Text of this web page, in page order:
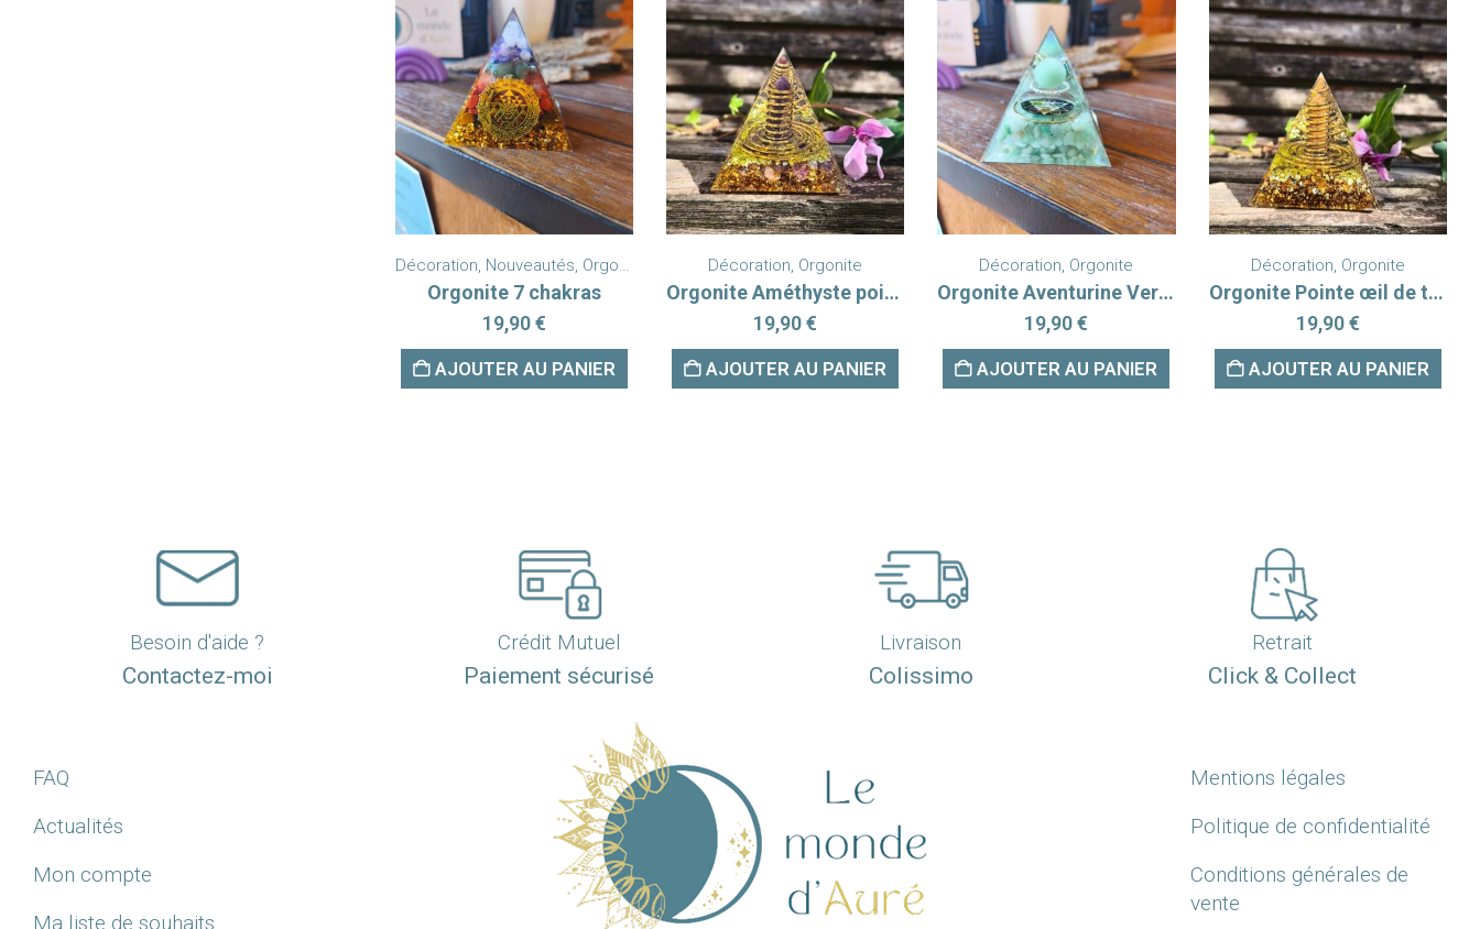
Décoration, Nouveautés, Orgonite
Orgonite 7 chakras
19,90€
AJOUTER AU PANIER
Décoration, Orgonite
Orgonite Améthyste pointe
19,90€
AJOUTER AU PANIER
Décoration, Orgonite
Orgonite Aventurine Verte METATRON
19,90€
AJOUTER AU PANIER
Décoration, Orgonite
Orgonite Pointe œil de tigre
19,90€
AJOUTER AU PANIER
Besoin d'aide ?
Contactez-moi
Crédit Mutuel
Paiement sécurisé
Livraison
Colissimo
Retrait
Click & Collect
FAQ
Actualités
Mon compte
Ma liste de souhaits
Mentions légales
Politique de confidentialité
Conditions générales de
vente